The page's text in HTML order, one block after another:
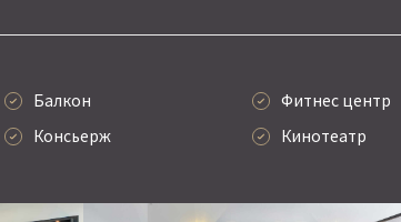
Балкон Фитнес центр
Консьерж
Кинотеатр